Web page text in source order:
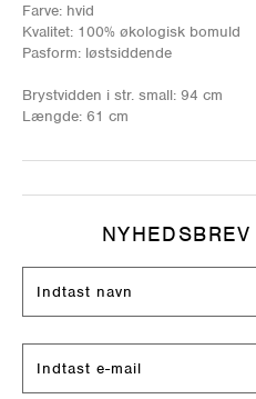
Farve: hvid
Kvalitet: 100% økologisk bomuld
Pasform: løstsiddende
Brystvidden i str. small: 94 cm
Længde: 61 cm